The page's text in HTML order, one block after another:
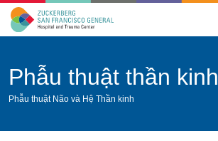
Main Navigation
Phẫu thuật thần kinh
Phẫu thuật Não và Hệ Thần kinh